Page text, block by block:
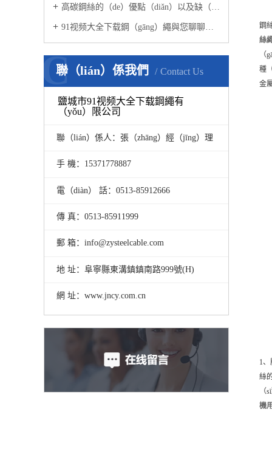
高碳鋼絲的（de）優點（diǎn）以及缺（quē）點介紹
91视频大全下载鋼（gāng）繩與您聊聊鋼絞線的那些事！
聯（lián）係我們 Contact Us
C
鹽城市91视频大全下载鋼繩有
（yǒu）限公司
聯（lián）係人：張（zhāng）經（jīng）理
手 機：15371778887
電（diàn） 話：0513-85912666
傳 真：0513-85911999
郵 箱：info@zysteelcable.com
地 址：阜寧縣東溝鎮鎮南路999號(H)
網 址：www.jncy.com.cn
鋼
絲
（
種
金
1
絲
（
機